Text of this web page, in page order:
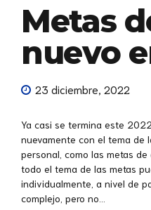
Metas
nuevo
23 diciembre, 2022
Ya casi se termina este
nuevamente con el tema de
personal, como las metas
todo el tema de las metas
individualmente, a nivel de
complejo, pero no...